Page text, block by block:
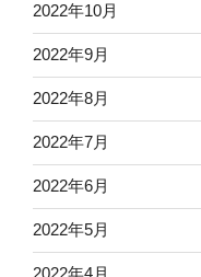
2022年10月
2022年9月
2022年8月
2022年7月
2022年6月
2022年5月